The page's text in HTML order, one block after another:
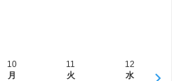
10
月
11
火
12
水